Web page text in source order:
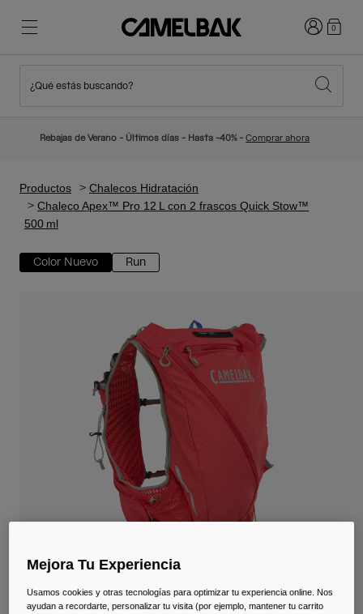
Novedades
Chalecos Hidratación
Tazas y Vasos
Riñoneras
Bolsas Bici
Bolsas Hidratación
Senderismo
Viajar y estilo de vida
Adiós a los desechables
Iniciar0
¿Qué estás buscando?
Rebajas de Verano - Últimos días - Hasta -40% -Comprar ahora
Productos
Chalecos Hidratación
Chaleco Apex™ Pro 12 L con 2 frascos Quick Stow™
500 ml
Color Nuevo Run
Mejora Tu Experiencia
Usamos cookies y otras tecnologías para optimizar tu experiencia online. Nos
ayudan a recordarte, personalizar tu visita (por ejemplo, mantener tu carrito